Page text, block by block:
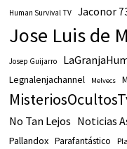
Human Survival TV Jaconor
Jose Luis de
Josep Guijarro
Legnalenjachannel Melvecs
No Tan Lejos Noticias
Pallandox Parafantástico